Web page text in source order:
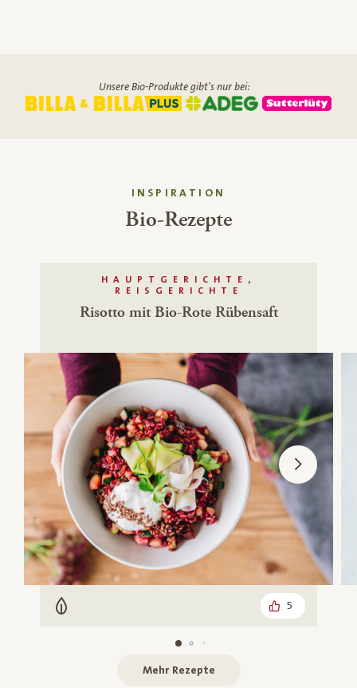
Unsere Bio-Produkte gibt's nur bei:
INSPIRATION
Bio-Rezepte
HAUPTGERICHTE,
REISGERICHTE
Risotto mit Bio-Rote Rübensaft
Vegetarisch 5
Mehr Rezepte